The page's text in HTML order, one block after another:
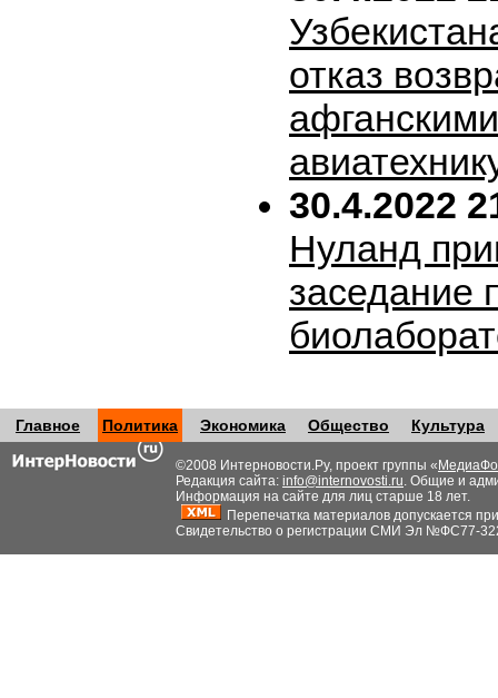
отказ
30.4.2022
Нуланд
заседание
Главное Политика Экономика Общество Культура
©2008 Интерновости.Ру, проект группы «
Редакция сайта: info@internovosti.ru. Общие и
Информация на сайте для лиц старше 18 лет.
Перепечатка материалов допускается
Свидетельство о регистрации СМИ Эл №ФС77-